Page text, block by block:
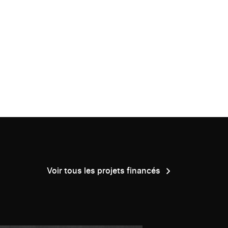
Voir tous les projets financés